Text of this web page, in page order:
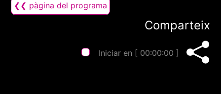
❮❮ pàgina del programa
Comparteix
Iniciar en [ 00:00:00 ]